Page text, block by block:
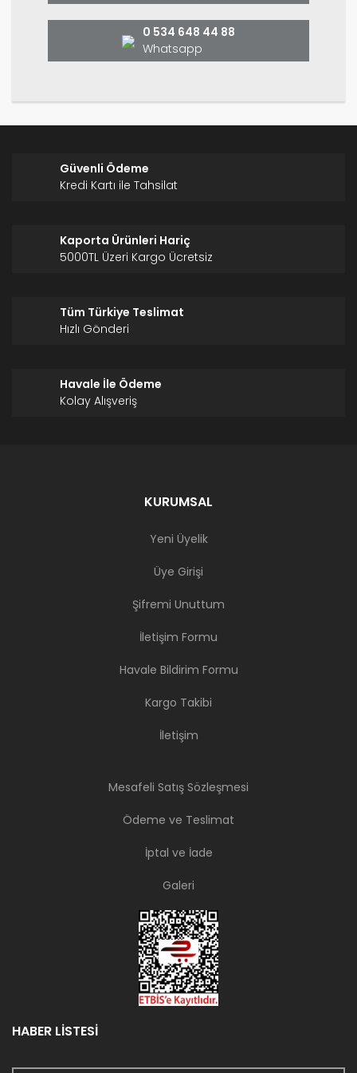
0 534 648 44 88
Whatsapp
Güvenli Ödeme
Kredi Kartı ile Tahsilat
Kaporta Ürünleri Hariç
5000TL Üzeri Kargo Ücretsiz
Tüm Türkiye Teslimat
Hızlı Gönderi
Havale İle Ödeme
Kolay Alışveriş
KURUMSAL
Yeni Üyelik
Üye Girişi
Şifremi Unuttum
İletişim Formu
Havale Bildirim Formu
Kargo Takibi
İletişim
Mesafeli Satış Sözleşmesi
Ödeme ve Teslimat
İptal ve İade
Galeri
HABER LİSTESİ